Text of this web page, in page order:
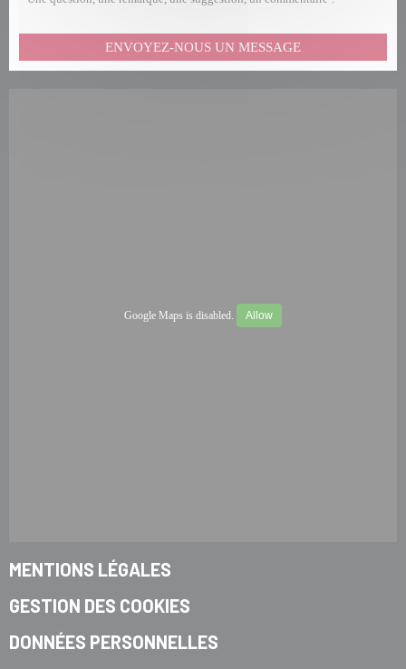
ENVOYEZ-NOUS UN MESSAGE
Google Maps is disabled. Allow
MENTIONS LÉGALES
GESTION DES COOKIES
DONNÉES PERSONNELLES